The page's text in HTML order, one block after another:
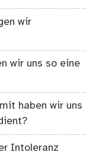
wir
wir uns so eine
haben wir uns
Intoleranz